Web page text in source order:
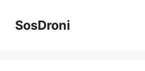
contenuto
SosDroni